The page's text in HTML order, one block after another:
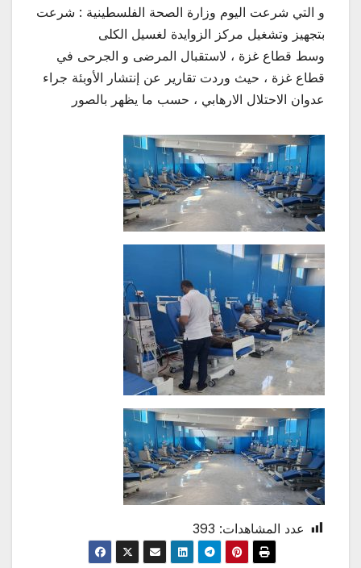
و التي شرعت اليوم وزارة الصحة الفلسطينية : شرعت
بتجهيز وتشغيل مركز الزوايدة لغسيل الكلى
وسط قطاع غزة ، لاستقبال المرضى و الجرحى في
قطاع غزة ، حيث وردت تقارير عن إنتشار الأوبئة جراء
عدوان الاحتلال الارهابي ، حسب ما يظهر بالصور
عدد المشاهدات: 393